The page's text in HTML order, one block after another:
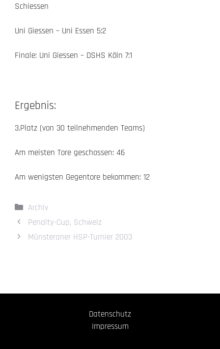
Schiessen
Uni Giessen – Uni Essen 5:2
Finale: Uni Giessen – DSHS Köln 7:1
Ergebnis:
3.Platz (von 30 teilnehmenden Teams)
Am meisten Tore geschossen: 46
Am wenigsten Gegentore bekommen: 12
Kategorien
Archiv
Penalty-Cup, Schweiz
Münsteraner HSP-Turnier 2003
Datenschutz
Impressum